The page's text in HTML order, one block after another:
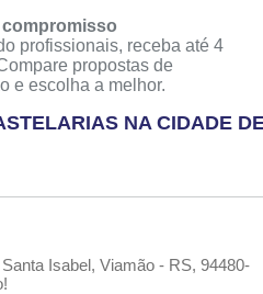
profissionais, receba até 4
propostas de
e escolha a melhor.
NA CIDADE
Isabel, Viamão - RS, 94480-